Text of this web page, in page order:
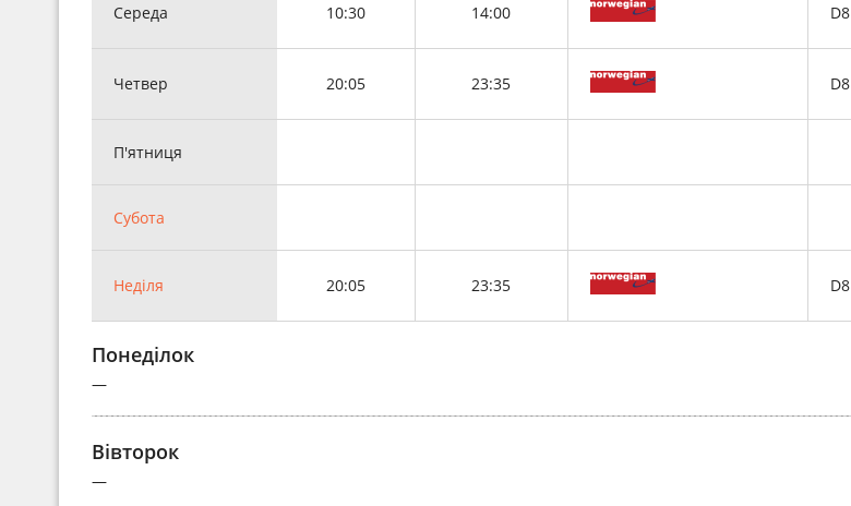
Середа 10:30 14:00
Четвер 20:05 23:35
П'ятниця
Субота
Неділя 20:05 23:35
Понеділок
—
Вівторок
—